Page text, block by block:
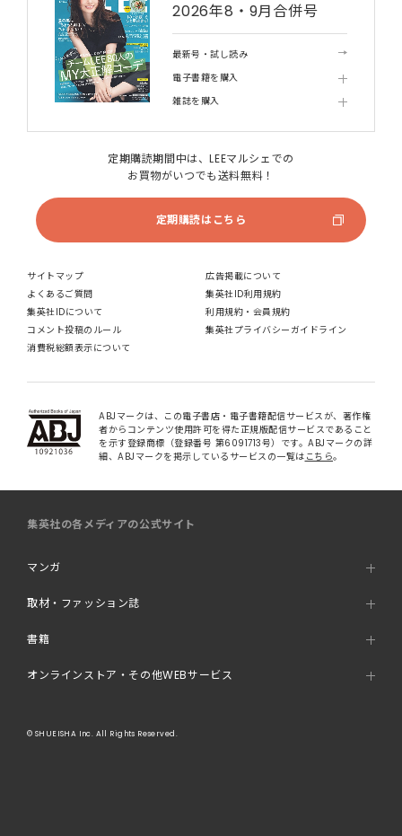
2026年8・9月合併号
最新号・試し読み
電子書籍を購入
雑誌を購入
定期購読期間中は、LEEマルシェでの
お買物がいつでも送料無料！
定期購読はこちら
サイトマップ
広告掲載について
よくあるご質問
集英社ID利用規約
集英社IDについて
利用規約・会員規約
コメント投稿のルール
集英社プライバシーガイドライン
消費税総額表示について
ABJマークは、この電子書店・電子書籍配信サービスが、著作権
者からコンテンツ使用許可を得た正規版配信サービスであること
を示す登録商標（登録番号 第6091713号）です。ABJマークの詳
細、ABJマークを掲示しているサービスの一覧は こちら。
集英社の各メディアの公式サイト
マンガ
取材・ファッション誌
書籍
オンラインストア・その他WEBサービス
© SHUEISHA Inc. All Rights Reserved.